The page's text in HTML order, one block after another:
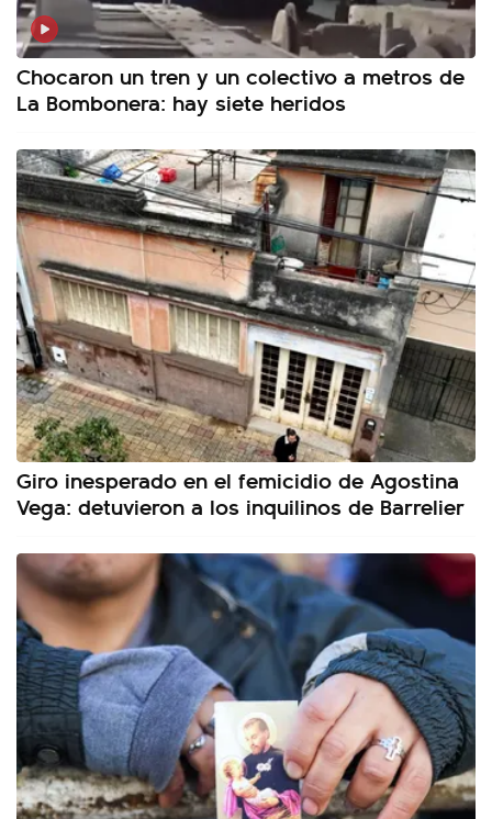
Chocaron un tren y un colectivo a metros de
La Bombonera: hay siete heridos
Giro inesperado en el femicidio de Agostina
Vega: detuvieron a los inquilinos de Barrelier